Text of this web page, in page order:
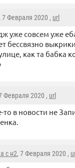
, 7 Февраля 2020 , url
уже совсем уже
бессвязно
как та бабка
Февраля 2020 , url
в новости не
с н2, 7 Февраля 2020 ,